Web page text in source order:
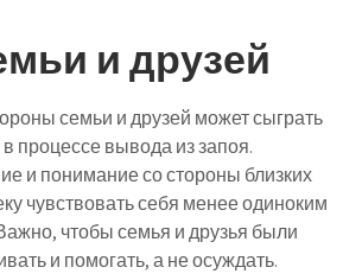
и друзей
семьи и друзей может сыграть
процессе вывода из запоя.
и понимание со стороны близких
чувствовать себя менее одиноким
чтобы семья и друзья были
и помогать, а не осуждать.